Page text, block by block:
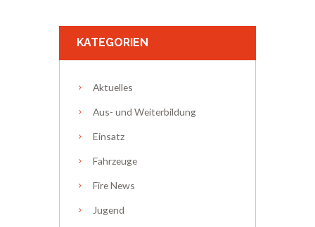
KATEGORIEN
Aktuelles
Aus- und Weiterbildung
Einsatz
Fahrzeuge
Fire News
Jugend